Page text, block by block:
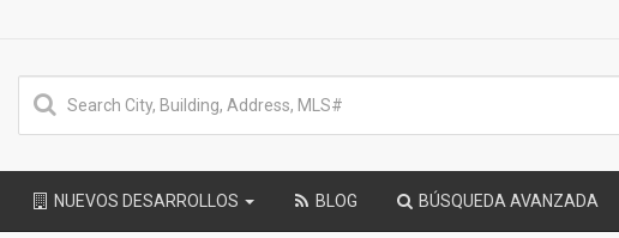
NUEVOS DESARROLLOS BLOG BÚSQUEDA AVANZADA